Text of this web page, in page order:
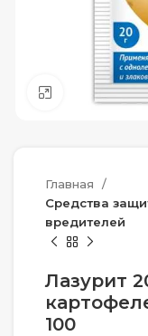
Нажмите,
Главная
Средства
вредителей
Лазурит
100